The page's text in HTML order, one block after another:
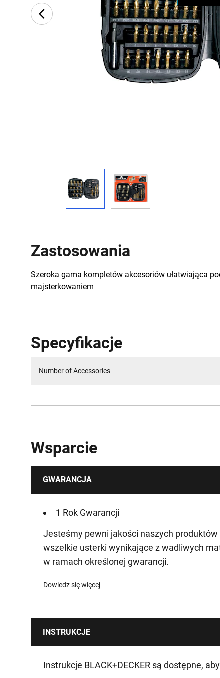
Zastosowania
Szeroka gama kompletów akcesoriów ułatwiająca
majsterkowaniem
Specyfikacje
Number of Accessories
Wsparcie
GWARANCJA
1 Rok Gwarancji
Jesteśmy pewni jakości naszych produktów
wszelkie usterki wynikające z wadliwych
w ramach określonej gwarancji.
Dowiedz się więcej
INSTRUKCJE
Instrukcje BLACK+DECKER są dostępne,